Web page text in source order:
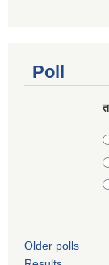
Poll
Older polls